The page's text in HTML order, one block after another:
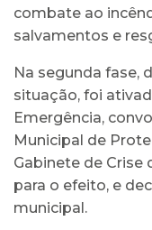
combate ao
salvamentos e
Na segunda fase,
situação, foi
Emergência,
Municipal de
Gabinete de Crise
para o efeito, e
municipal.